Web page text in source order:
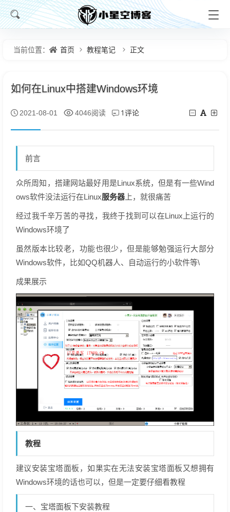
当前位置： 首页 教程笔记 正文
如何在Linux中搭建Windows环境
2021-08-01 4046阅读 1评论
前言
众所周知，搭建网站最好用是Linux系统，但是有一些Wind
ows软件没法运行在Linux服务器上，就很痛苦
经过我千辛万苦的寻找，我终于找到可以在Linux上运行的
Windows环境了
虽然版本比较老，功能也很少，但是能够勉强运行大部分
Windows软件，比如QQ机器人、自动运行的小软件等\
成果展示
教程
建议安装宝塔面板，如果实在无法安装宝塔面板又想拥有
Windows环境的话也可以，但是一定要仔细看教程
一、宝塔面板下安装教程